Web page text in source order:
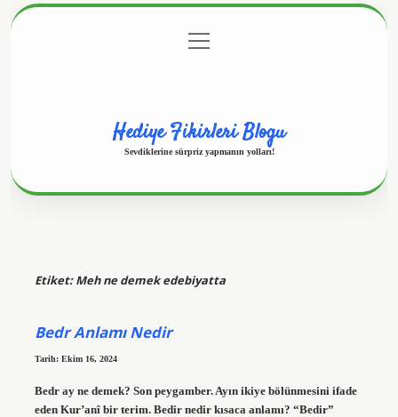
Gizlilik Politikası
menüyü
aç
Hediye Fikirleri Blogu
Sevdiklerine sürpriz yapmanın yolları!
Etiket:Meh ne demek edebiyatta
Bedr Anlamı Nedir
Tarih: Ekim 16, 2024
Bedr ay ne demek? Son peygamber. Ayın ikiye bölünmesini ifade
eden Kur’anî bir terim. Bedir nedir kısaca anlamı? “Bedir”